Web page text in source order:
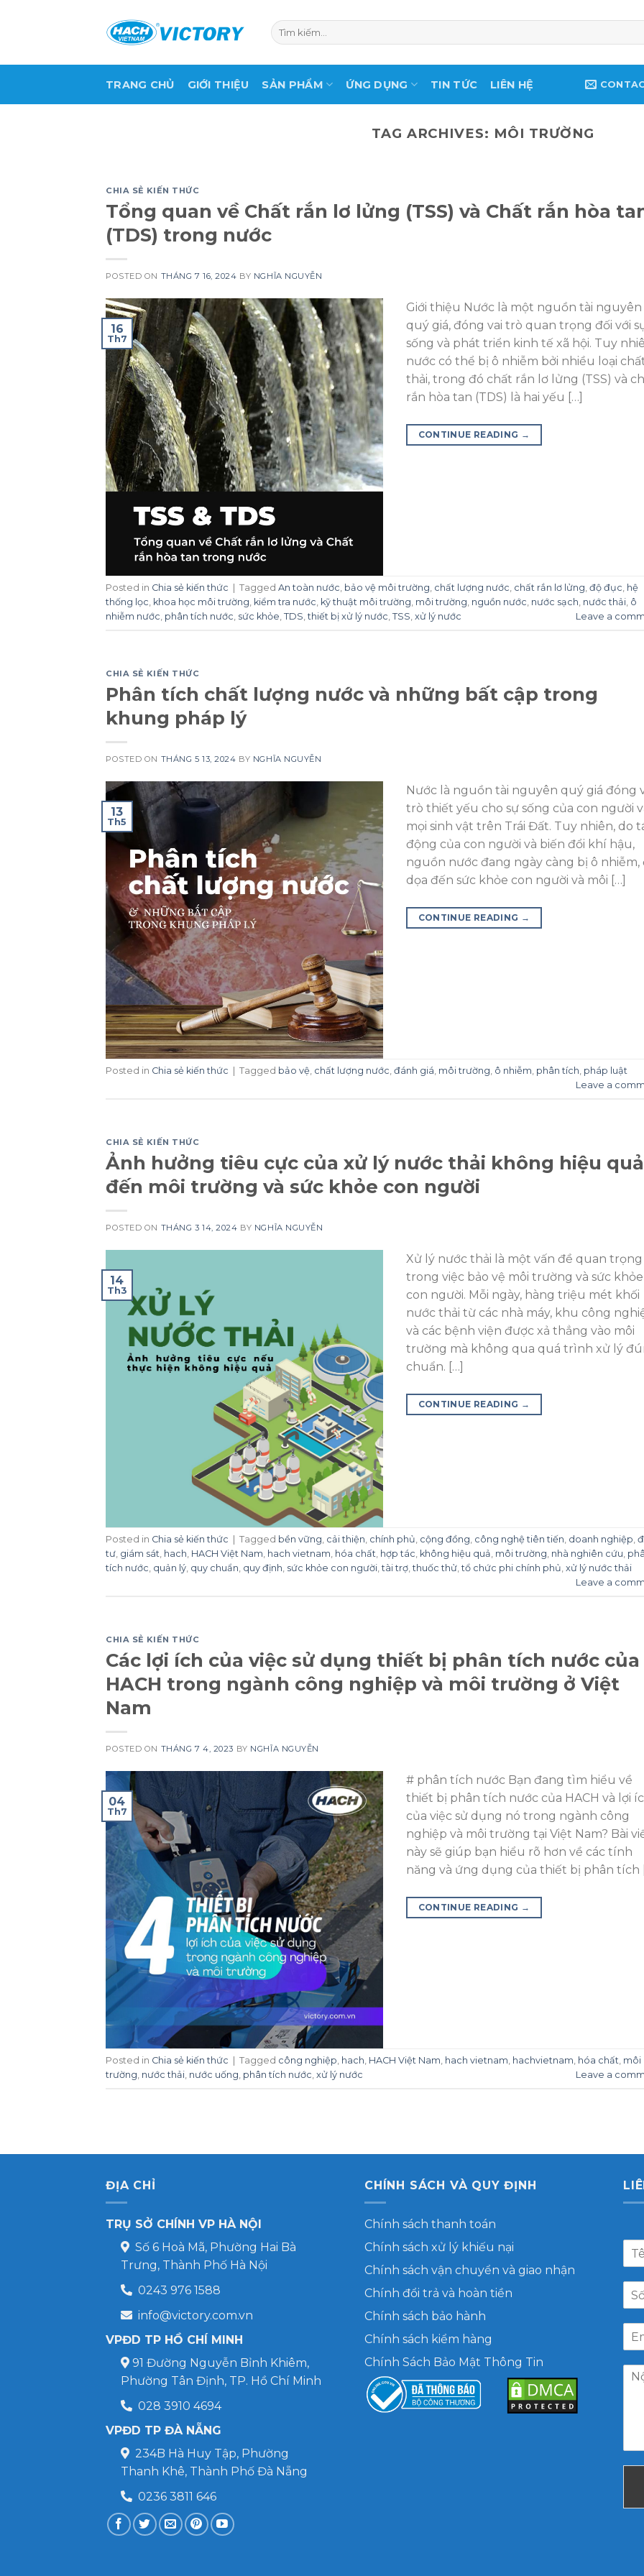
Tìm
kiếm:
TRANG CHỦ GIỚI THIỆU SẢN PHẨM ỨNG DỤNG TIN TỨC LIÊN HỆ
TAG ARCHIVES: MÔI TRƯỜNG
CHIA SẺ KIẾN THỨC
Tổng quan về Chất rắn lơ lửng (TSS) và Chất rắn hòa
(TDS) trong nước
POSTED ON THÁNG 7 16, 2024 BY NGHĨA NGUYỄN
16
Th7
Giới thiệu Nước là một nguồn tài nguyên
quý giá, đóng vai trò quan trọng đối với
sống và phát triển kinh tế xã hội. Tuy
nước có thể bị ô nhiễm bởi nhiều loại
thải, trong đó chất rắn lơ lửng (TSS) và
rắn hòa tan (TDS) là hai yếu […]
CONTINUE READING →
Posted in Chia sẻ kiến thức Tagged An toàn nước, bảo vệ môi trường, chất lượng nước, chất rắn lơ lửng, độ đục, hệ
thống lọc, khoa học môi trường, kiểm tra nước, kỹ thuật môi trường, môi trường, nguồn nước, nước sạch, nước thải, ô
nhiễm nước, phân tích nước, sức khỏe, TDS,thiết bị xử lý nước, TSS, xử lý nước Leave a
CHIA SẺ KIẾN THỨC
Phân tích chất lượng nước và những bất cập trong
khung pháp lý
POSTED ON THÁNG 5 13, 2024 BY NGHĨA NGUYỄN
13
Th5
Nước là nguồn tài nguyên quý giá đóng
trò thiết yếu cho sự sống của con người
mọi sinh vật trên Trái Đất. Tuy nhiên, do
động của con người và biến đổi khí hậu,
nguồn nước đang ngày càng bị ô nhiễm,
dọa đến sức khỏe con người và môi […]
CONTINUE READING →
Posted in Chia sẻ kiến thức Tagged bảo vệ, chất lượng nước, đánh giá, môi trường, ô nhiễm, phân tích, pháp luật
Leave a
CHIA SẺ KIẾN THỨC
Ảnh hưởng tiêu cực của xử lý nước thải không hiệu quả
đến môi trường và sức khỏe con người
POSTED ON THÁNG 3 14, 2024 BY NGHĨA NGUYỄN
14
Th3
Xử lý nước thải là một vấn đề quan trọng
trong việc bảo vệ môi trường và sức khỏe
con người. Mỗi ngày, hàng triệu mét khối
nước thải từ các nhà máy, khu công
và các bệnh viện được xả thẳng vào môi
trường mà không qua quá trình xử lý
chuẩn. […]
CONTINUE READING →
Posted in Chia sẻ kiến thức Tagged bền vững, cải thiện, chính phủ, cộng đồng, công nghệ tiên tiến, doanh nghiệp,
tư, giám sát, hach, HACH Việt Nam, hach vietnam, hóa chất, hợp tác, không hiệu quả, môi trường, nhà nghiên cứu,
tích nước, quản lý, quy chuẩn, quy định, sức khỏe con người,tài trợ,thuốc thử,tổ chức phi chính phủ, xử lý nước thải
Leave a
CHIA SẺ KIẾN THỨC
Các lợi ích của việc sử dụng thiết bị phân tích nước của
HACH trong ngành công nghiệp và môi trường ở Việt
Nam
POSTED ON THÁNG 7 4, 2023 BY NGHĨA NGUYỄN
04
Th7
# phân tích nước Bạn đang tìm hiểu về
thiết bị phân tích nước của HACH và lợi
của việc sử dụng nó trong ngành công
nghiệp và môi trường tại Việt Nam? Bài
này sẽ giúp bạn hiểu rõ hơn về các tính
năng và ứng dụng của thiết bị phân tích
CONTINUE READING →
Posted in Chia sẻ kiến thức Tagged công nghiệp, hach, HACH Việt Nam, hach vietnam, hachvietnam, hóa chất, môi
trường, nước thải, nước uống, phân tích nước, xử lý nước Leave a
ĐỊA CHỈ
TRỤ SỞ CHÍNH VP HÀ NỘI
Số 6 Hoà Mã, Phường Hai Bà
Trưng, Thành Phố Hà Nội
0243 976 1588
info@victory.com.vn
VPĐD TP HỒ CHÍ MINH
91 Đường Nguyễn Bỉnh Khiêm,
Phường Tân Định, TP. Hồ Chí Minh
028 3910 4694
VPĐD TP ĐÀ NẴNG
234B Hà Huy Tập, Phường
Thanh Khê, Thành Phố Đà Nẵng
0236 3811 646
CHÍNH SÁCH VÀ QUY ĐỊNH
Chính sách thanh toán
Chính sách xử lý khiếu nại
Chính sách vận chuyển và giao nhận
Chính đổi trả và hoàn tiền
Chính sách bảo hành
Chính sách kiểm hàng
Chính Sách Bảo Mật Thông Tin